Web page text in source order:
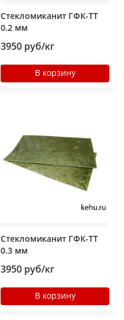
Стекломиканит ГФК-ТТ
0.2 мм
3950 руб/кг
В корзину
Стекломиканит ГФК-ТТ
0.3 мм
3950 руб/кг
В корзину